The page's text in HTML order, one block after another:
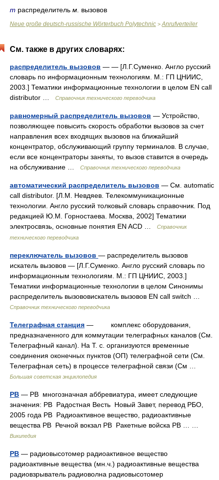
m распределитель м. вызовов
Neue große deutsch-russische Wörterbuch Polytechnic > Anrufverteiler
См. также в других словарях:
распределитель вызовов — — [Л.Г.Суменко. Англо русский
словарь по информационным технологиям. М.: ГП ЦНИИС,
2003.] Тематики информационные технологии в целом EN call
distributor …
Справочник технического переводчика
равномерный распределитель вызовов — Устройство,
позволяющее повысить скорость обработки вызовов за счет
направления всех входящих вызовов на ближайший
концентратор, обслуживающий группу терминалов. В случае,
если все концентраторы заняты, то вызов ставится в очередь
на обслуживание …
Справочник технического переводчика
автоматический распределитель вызовов — Cм. automatic
call distributor. [Л.М. Невдяев. Телекоммуникационные
технологии. Англо русский толковый словарь справочник. Под
редакцией Ю.М. Горностаева. Москва, 2002] Тематики
электросвязь, основные понятия EN ACD …
Справочник
технического переводчика
переключатель вызовов — распределитель вызовов
искатель вызовов — [Л.Г.Суменко. Англо русский словарь по
информационным технологиям. М.: ГП ЦНИИС, 2003.]
Тематики информационные технологии в целом Синонимы
распределитель вызововискатель вызовов EN call switch …
Справочник технического переводчика
Телеграфная станция — комплекс оборудования,
предназначенного для коммутации телеграфных каналов (См.
Телеграфный канал). На Т. с. организуются временные
соединения оконечных пунктов (ОП) телеграфной сети (См.
Телеграфная сеть) в процессе телеграфной связи (См …
Большая советская энциклопедия
РВ — РВ многозначная аббревиатура, имеет следующие
значения: РВ Радостная Весть Новый Завет, перевод РБО,
2005 года РВ Радиоактивное вещество, радиоактивные
вещества РВ Речной вокзал РВ Ракетные войска РВ … …
Википедия
РВ — радиовысотомер радиоактивное вещество
радиоактивные вещества (мн.ч.) радиоактивные вещества
радиовзрыватель радиоволна радиовысотомер